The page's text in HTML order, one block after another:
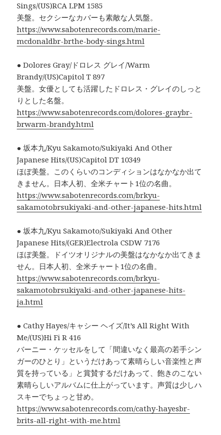
Sings/(US)RCA LPM 1585
美盤。セクシーなカバーも素敵な人気盤。
https://www.sabotenrecords.com/marie-
mcdonaldbr-brthe-body-sings.html
● Dolores Gray/ドロレス グレイ/Warm
Brandy/(US)Capitol T 897
美盤。女優としても活躍したドロレス・グレイのしっと
りとした名盤。
https://www.sabotenrecords.com/dolores-graybr-
brwarm-brandy.html
● 坂本九/Kyu Sakamoto/Sukiyaki And Other
Japanese Hits/(US)Capitol DT 10349
ほぼ美盤。このくらいのコンディションはなかなか出て
きません。日本人初、全米チャート1位の名曲。
https://www.sabotenrecords.com/brkyu-
sakamotobrsukiyaki-and-other-japanese-hits.html
● 坂本九/Kyu Sakamoto/Sukiyaki And Other
Japanese Hits/(GER)Electrola CSDW 7176
ほぼ美盤。ドイツオリジナルの美盤はなかなか出てきま
せん。日本人初、全米チャート1位の名曲。
https://www.sabotenrecords.com/brkyu-
sakamotobrsukiyaki-and-other-japanese-hits-
ja.html
● Cathy Hayes/キャシー ヘイズ/It’s All Right With
Me/(US)Hi Fi R 416
バーニー・ケッセルをして「間違いなく最高の若手シン
ガーのひとり」というだけあって素晴らしい音楽性と声
質を持っている」と賞賛するだけあって、飽きのこない
素晴らしいアルバムに仕上がっています。声質は少しハ
スキーでちょっと甘め。
https://www.sabotenrecords.com/cathy-hayesbr-
brits-all-right-with-me.html